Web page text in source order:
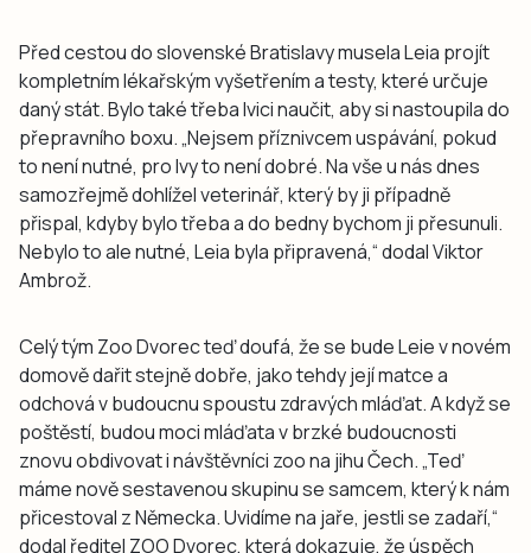
Před cestou do slovenské Bratislavy musela Leia projít
kompletním lékařským vyšetřením a testy, které určuje
daný stát. Bylo také třeba lvici naučit, aby si nastoupila do
přepravního boxu. „Nejsem příznivcem uspávání, pokud
to není nutné, pro lvy to není dobré. Na vše u nás dnes
samozřejmě dohlížel veterinář, který by ji případně
přispal, kdyby bylo třeba a do bedny bychom ji přesunuli.
Nebylo to ale nutné, Leia byla připravená,“ dodal Viktor
Ambrož.
Celý tým Zoo Dvorec teď doufá, že se bude Leie v novém
domově dařit stejně dobře, jako tehdy její matce a
odchová v budoucnu spoustu zdravých mláďat. A když se
poštěstí, budou moci mláďata v brzké budoucnosti
znovu obdivovat i návštěvníci zoo na jihu Čech. „Teď
máme nově sestavenou skupinu se samcem, který k nám
přicestoval z Německa. Uvidíme na jaře, jestli se zadaří,“
dodal ředitel ZOO Dvorec, která dokazuje, že úspěch